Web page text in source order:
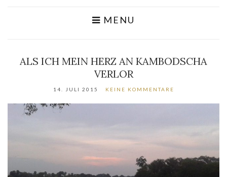
MENU
ALS ICH MEIN HERZ AN KAMBODSCHA
VERLOR
14. JULI 2015 KEINE KOMMENTARE